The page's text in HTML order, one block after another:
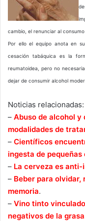
cambio, el renunciar al
Por ello el equipo anota en
cesación tabáquica es la
reumatoidea, pero no
dejar de consumir alcohol
Noticias relacionadas:
– Abuso de alcohol
modalidades de
– Científicos
ingesta de
– La cerveza es
– Beber para olvidar,
memoria.
– Vino tinto
negativos de la grasa